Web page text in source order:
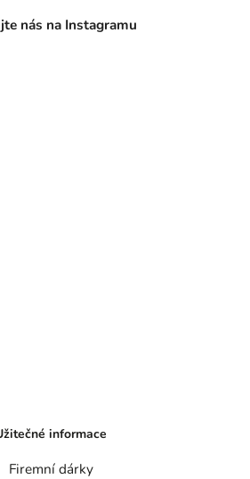
nás na Instagramu
informace
Firemní dárky